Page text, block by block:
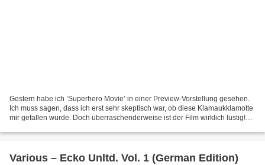
Gestern habe ich ’Superhero Movie’ in einer Preview-Vorstellung gesehen.
Ich muss sagen, dass ich erst sehr skeptisch war, ob diese Klamaukklamotte
mir gefallen würde. Doch überraschenderweise ist der Film wirklich lustig!
Various – Ecko Unltd. Vol. 1 (German Edition)